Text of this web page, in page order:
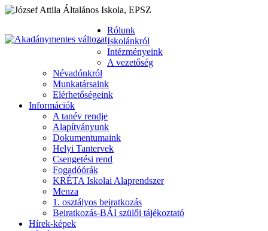
Rólunk
Iskolánkról
Intézményeink
A vezetőség
Névadónkról
Munkatársaink
Elérhetőségeink
Információk
A tanév rendje
Alapítványunk
Dokumentumaink
Helyi Tantervek
Csengetési rend
Fogadóórák
KRÉTA Iskolai Alaprendszer
Menza
1. osztályos beiratkozás
Beiratkozás-BÁI szülői tájékoztató
Hírek-képek